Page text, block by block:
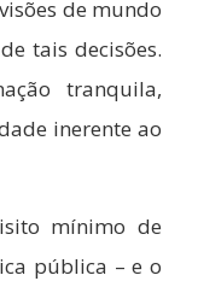
de mundo
tais decisões.
tranquila,
inerente ao
mínimo de
pública – e o